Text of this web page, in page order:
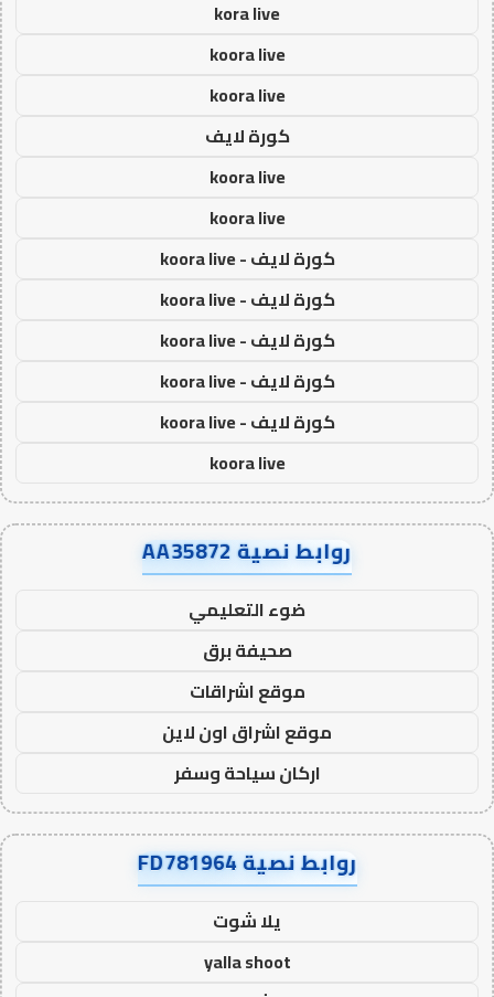
kora live
koora live
koora live
كورة لايف
koora live
koora live
كورة لايف - koora live
كورة لايف - koora live
كورة لايف - koora live
كورة لايف - koora live
كورة لايف - koora live
koora live
روابط نصية AA35872
ضوء التعليمي
صحيفة برق
موقع اشراقات
موقع اشراق اون لاين
اركان سياحة وسفر
روابط نصية FD781964
يلا شوت
yalla shoot